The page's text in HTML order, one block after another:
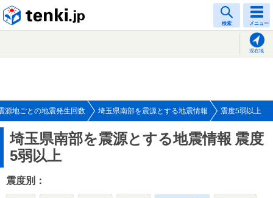
検索 メニュー
現在地
源地ごとの地震発生回数 埼玉県南部を震源とする地震情報 震度5弱以上
埼玉県南部を震源とする地震情報 震度
5弱以上
震度別：